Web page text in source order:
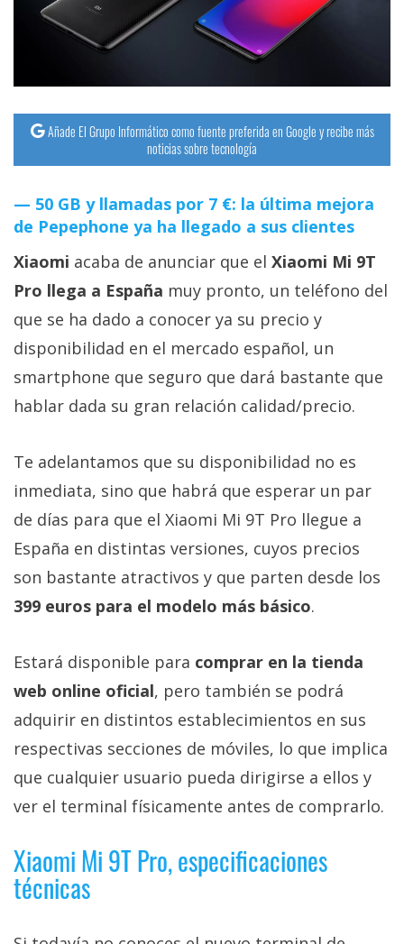
Operadores
Trucos
Tutoriales
Ciberseguridad
Sistemas
operativos
Profesional
+
Más
Sorteos
Foros
Contacto
/
nosotros
Publicidad
/
Cambiar
opciones
de
Aviso
Legal
Añade El Grupo Informático como fuente preferida en Google y recibe más
noticias sobre tecnología
50 GB y llamadas por 7 €: la última mejora
de Pepephone ya ha llegado a sus clientes
Xiaomi acaba de anunciar que el Xiaomi Mi 9T
Pro llega a España muy pronto, un teléfono del
que se ha dado a conocer ya su precio y
disponibilidad en el mercado español, un
smartphone que seguro que dará bastante que
hablar dada su gran relación calidad/precio.
Te adelantamos que su disponibilidad no es
inmediata, sino que habrá que esperar un par
de días para que el Xiaomi Mi 9T Pro llegue a
España en distintas versiones, cuyos precios
son bastante atractivos y que parten desde los
399 euros para el modelo más básico.
Estará disponible para comprar en la tienda
web online oficial, pero también se podrá
adquirir en distintos establecimientos en sus
respectivas secciones de móviles, lo que implica
que cualquier usuario pueda dirigirse a ellos y
ver el terminal físicamente antes de comprarlo.
Xiaomi Mi 9T Pro, especificaciones
técnicas